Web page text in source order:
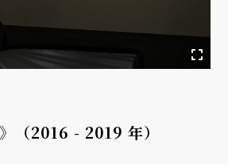
（2016 - 2019 年）